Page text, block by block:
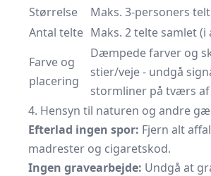
Størrelse
Maks. 3-personers telt
Antal telte Maks. 2 telte samlet (i
Farve og
placering
Dæmpede farver og
stier/veje - undgå
stormliner på tværs
4. Hensyn til naturen og andre
Efterlad ingen spor: Fjern alt
madrester og cigaretskod.
Ingen gravearbejde: Undgå at